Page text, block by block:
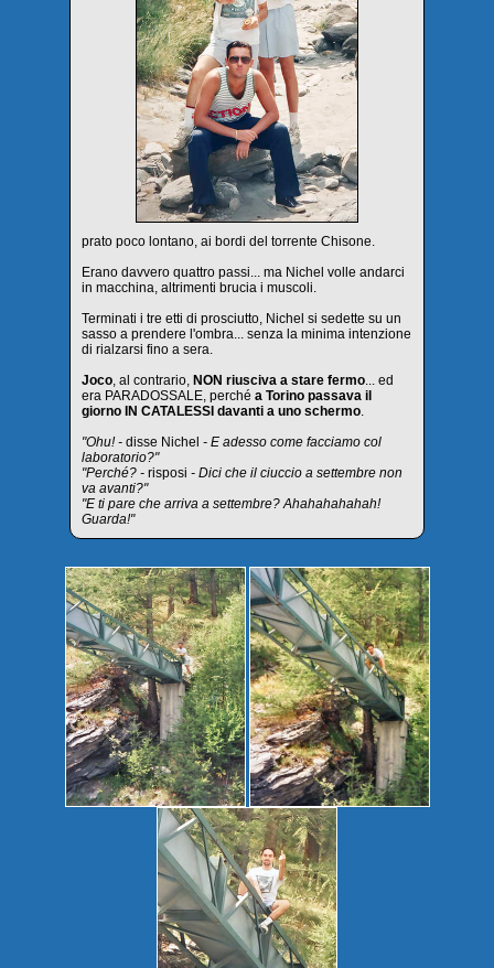
prato poco lontano, ai bordi del torrente Chisone.
Erano davvero quattro passi... ma Nichel volle andarci
in macchina, altrimenti brucia i muscoli.
Terminati i tre etti di prosciutto, Nichel si sedette su un
sasso a prendere l'ombra... senza la minima intenzione
di rialzarsi fino a sera.
Joco, al contrario, NON riusciva a stare fermo... ed
era PARADOSSALE, perché a Torino passava il
giorno IN CATALESSI davanti a uno schermo.
"Ohu! - disse Nichel - E adesso come facciamo col
laboratorio?"
"Perché? - risposi - Dici che il ciuccio a settembre non
va avanti?"
"E ti pare che arriva a settembre? Ahahahahahah!
Guarda!"